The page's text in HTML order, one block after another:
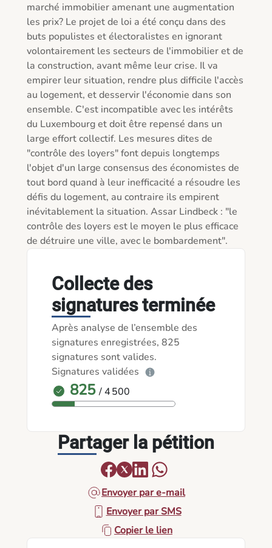
marché immobilier amenant une augmentation
les prix? Le projet de loi a été conçu dans des
buts populistes et électoralistes en ignorant
volontairement les secteurs de l'immobilier et de
la construction, avant même leur crise. Il va
empirer leur situation, rendre plus difficile l'accès
au logement, et desservir l'économie dans son
ensemble. C'est incompatible avec les intérêts
du Luxembourg et doit être repensé dans un
large effort collectif. Les mesures dites de
"contrôle des loyers" font depuis longtemps
l'objet d'un large consensus des économistes de
tout bord quand à leur inefficacité a résoudre les
défis du logement, au contraire ils empirent
inévitablement la situation. Assar Lindbeck : "le
contrôle des loyers est le moyen le plus efficace
de détruire une ville, avec le bombardement".
Collecte des
signatures terminée
Après analyse de l’ensemble des
signatures enregistrées, 825
signatures sont valides.
Signatures validées
825 / 4 500
Partager la pétition
Envoyer par e-mail
Envoyer par SMS
Copier le lien